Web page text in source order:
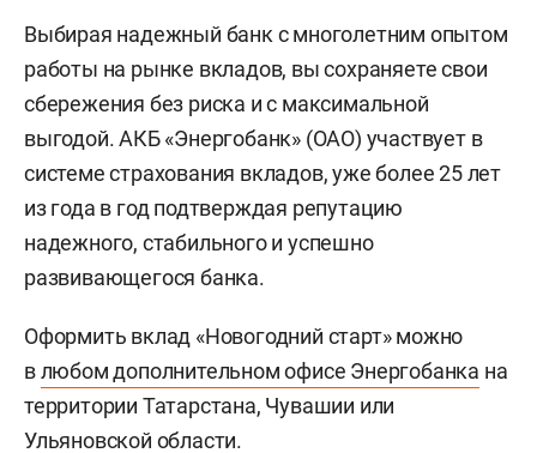
Выбирая надежный банк с многолетним опытом
работы на рынке вкладов, вы сохраняете свои
сбережения без риска и с максимальной
выгодой. АКБ «Энергобанк» (ОАО) участвует в
системе страхования вкладов, уже более 25 лет
из года в год подтверждая репутацию
надежного, стабильного и успешно
развивающегося банка.
Оформить вклад «Новогодний старт» можно
влюбом дополнительном офисе Энергобанка на
территории Татарстана, Чувашии или
Ульяновской области.